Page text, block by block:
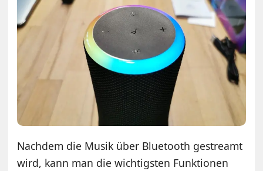
Nachdem die Musik über Bluetooth gestreamt
wird, kann man die wichtigsten Funktionen